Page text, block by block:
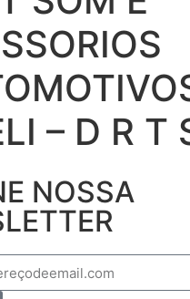
– D R T
NOSSA